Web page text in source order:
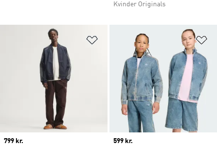
Kvinder Originals
Føj til ønskeliste
Price
799 kr.
Price
599 kr.